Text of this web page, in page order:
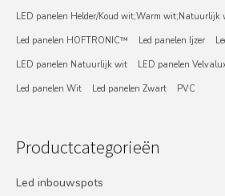
LED panelen Helder/Koud wit;Warm wit;Natuurlijk
Led panelen HOFTRONIC™
Led panelen Ijzer
LED panelen Natuurlijk wit
LED panelen
Led panelen Wit
Led panelen Zwart PVC
Productcategorieën
Led inbouwspots